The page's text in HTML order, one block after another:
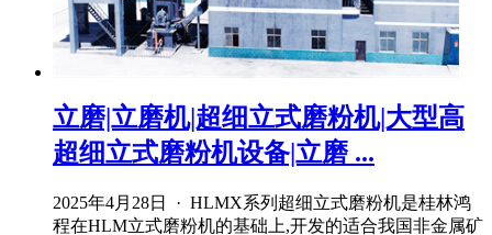
立磨|立磨机|超细立式磨粉机|大型高
超细立式磨粉机设备|立磨 ...
2025年4月28日 · HLMX系列超细立式磨粉机是桂林鸿
程在HLM立式磨粉机的基础上,开发的适合我国非金属矿